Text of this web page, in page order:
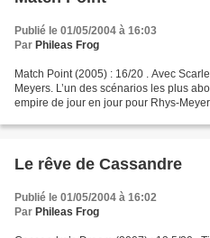
Publié le 01/05/2004 à 16:03
Par Phileas Frog
Match Point (2005) : 16/20 . Avec
Meyers. L’un des scénarios les plus
empire de jour en jour pour Rhys-
Le rêve de Cassandre
Publié le 01/05/2004 à 16:02
Par Phileas Frog